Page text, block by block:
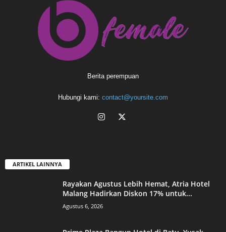
Berita perempuan
Hubungi kami: contact@yoursite.com
ARTIKEL LAINNYA
Rayakan Agustus Lebih Hemat, Atria Hotel
Malang Hadirkan Diskon 17% untuk...
Agustus 6, 2026